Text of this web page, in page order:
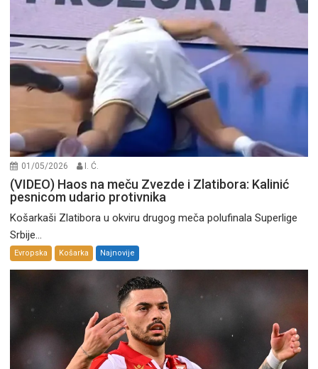
01/05/2026 I. Ć.
(VIDEO) Haos na meču Zvezde i Zlatibora: Kalinić
pesnicom udario protivnika
Košarkaši Zlatibora u okviru drugog meča polufinala Superlige
Srbije...
Evropska Košarka Najnovije